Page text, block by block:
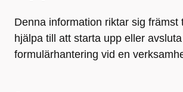
Denna information riktar sig främst
hjälpa till att starta upp eller
formulärhantering vid en